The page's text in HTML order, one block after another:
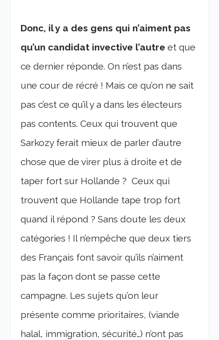
Donc, il y a des gens qui n’aiment pas
qu’un candidat invective l’autre et que
ce dernier réponde. On n’est pas dans
une cour de récré ! Mais ce qu’on ne sait
pas c’est ce qu’il y a dans les électeurs
pas contents. Ceux qui trouvent que
Sarkozy ferait mieux de parler d’autre
chose que de virer plus à droite et de
taper fort sur Hollande ? Ceux qui
trouvent que Hollande tape trop fort
quand il répond ? Sans doute les deux
catégories ! Il n’empêche que deux tiers
des Français font savoir qu’ils n’aiment
pas la façon dont se passe cette
campagne. Les sujets qu’on leur
présente comme prioritaires, (viande
halal, immigration, sécurité…) n’ont pas